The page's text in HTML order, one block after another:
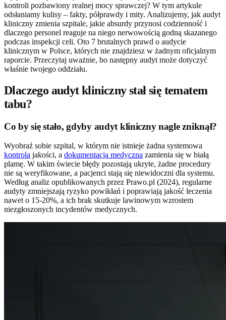
kontroli pozbawiony realnej mocy sprawczej? W tym artykule
odsłaniamy kulisy – fakty, półprawdy i mity. Analizujemy, jak audyt
kliniczny zmienia szpitale, jakie absurdy przynosi codzienność i
dlaczego personel reaguje na niego nerwowością godną skazanego
podczas inspekcji celi. Oto 7 brutalnych prawd o audycie
klinicznym w Polsce, których nie znajdziesz w żadnym oficjalnym
raporcie. Przeczytaj uważnie, bo następny audyt może dotyczyć
właśnie twojego oddziału.
Dlaczego audyt kliniczny stał się tematem
tabu?
Co by się stało, gdyby audyt kliniczny nagle zniknął?
Wyobraź sobie szpital, w którym nie istnieje żadna systemowa
kontrola jakości, a dokumentacja medyczna zamienia się w białą
plamę. W takim świecie błędy pozostają ukryte, żadne procedury
nie są weryfikowane, a pacjenci stają się niewidoczni dla systemu.
Według analiz opublikowanych przez Prawo.pl (2024), regularne
audyty zmniejszają ryzyko powikłań i poprawiają jakość leczenia
nawet o 15-20%, a ich brak skutkuje lawinowym wzrostem
niezgłoszonych incydentów medycznych.